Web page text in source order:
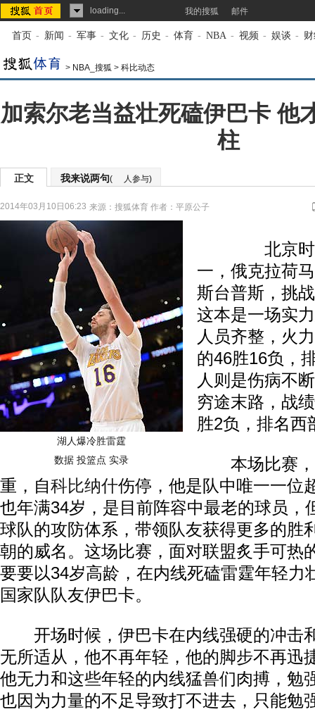
loading... 我的搜狐 邮件
首页 - 新闻 - 军事 - 文化 - 历史 - 体育 - NBA - 视频 - 娱谈 -
> NBA_搜狐 > 科比动态
加索尔老当益壮死磕伊巴卡 他
柱
正文 我来说两句( 人参与)
2014年03月10日06:23 来源： 搜狐体育 作者：平原公子
湖人爆冷胜雷霆
数据 投篮点 实录
北京时间
一，俄克拉荷
斯台普斯，挑
这本是一场实
人员齐整，火
的46胜16负，
人则是伤病不
穷途末路，战
胜2负，排名西
本场比赛，
重，自科比纳什伤停，他是队中唯一一位
也年满34岁，是目前阵容中最老的球员，
球队的攻防体系，带领队友获得更多的胜
朝的威名。这场比赛，面对联盟炙手可热
要要以34岁高龄，在内线死磕雷霆年轻力
国家队队友伊巴卡。
开场时候，伊巴卡在内线强硬的冲击
无所适从，他不再年轻，他的脚步不再迅
他无力和这些年轻的内线猛兽们肉搏，勉
也因为力量的不足导致打不进去，只能勉